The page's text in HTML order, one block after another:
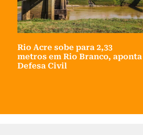
Rio Acre sobe para 2,33
metros em Rio Branco, aponta
Defesa Civil